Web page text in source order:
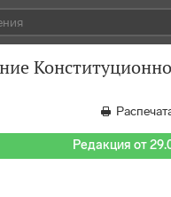
Редакция от